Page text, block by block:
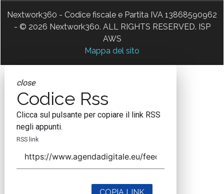
Nextwork360 - Codice fiscale e Partita IVA 13868590962
- © 2026 Nextwork360. ALL RIGHTS RESERVED. ISP
AWS
Mappa del sito
close
Codice Rss
Clicca sul pulsante per copiare il link RSS
negli appunti.
RSS link
COPIA LINK